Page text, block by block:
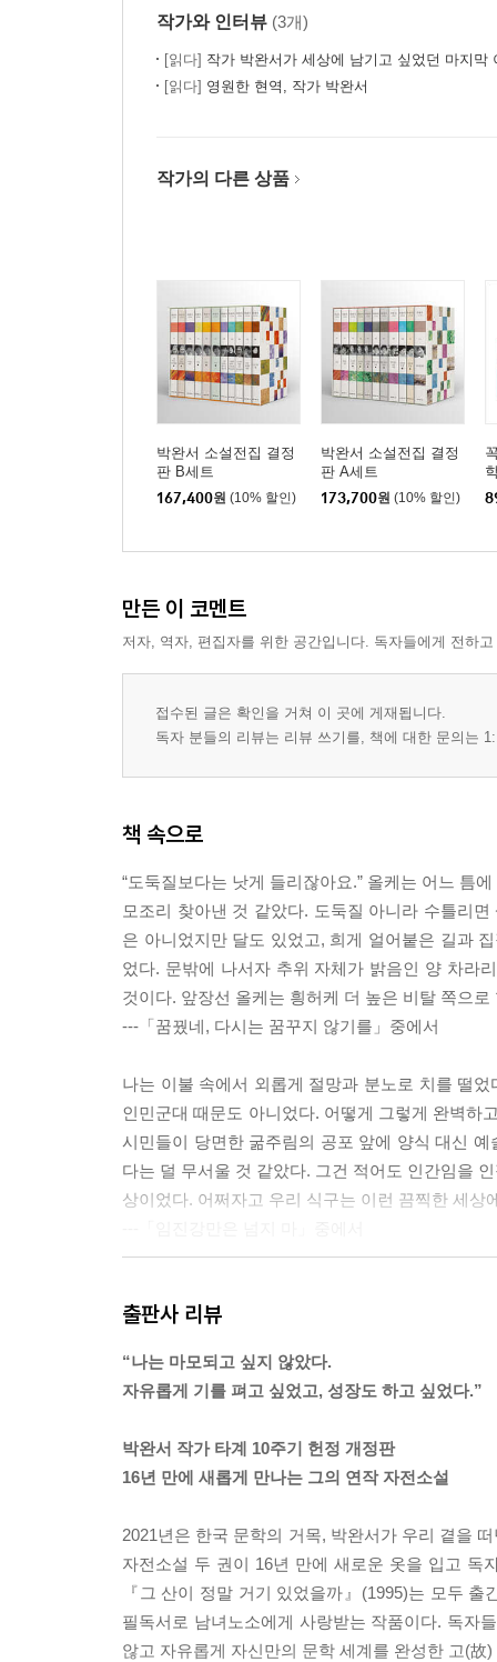
작가와 인터뷰 (3개)
[읽다] 작가 박완서가 세상에 남기고 싶었던 마지막
[읽다] 영원한 현역, 작가 박완서
작가의 다른 상품
박완서 소설전집 결정
판 B세트
167,400원 (10% 할인)
박완서 소설전집 결정
판 A세트
173,700원 (10% 할인)
만든 이 코멘트
저자, 역자, 편집자를 위한 공간입니다. 독자들에게 전하
접수된 글은 확인을 거쳐 이 곳에 게재됩니다.
독자 분들의 리뷰는 리뷰 쓰기를, 책에 대한 문의는
책 속으로
“도둑질보다는 낫게 들리잖아요.” 올케는 어느 틈
모조리 찾아낸 것 같았다. 도둑질 아니라 수틀리
은 아니었지만 달도 있었고, 희게 얼어붙은 길과
었다. 문밖에 나서자 추위 자체가 밝음인 양 차라
것이다. 앞장선 올케는 힁허케 더 높은 비탈 쪽으로
---「꿈꿨네, 다시는 꿈꾸지 않기를」중에서
나는 이불 속에서 외롭게 절망과 분노로 치를 떨
인민군대 때문도 아니었다. 어떻게 그렇게 완벽하
시민들이 당면한 굶주림의 공포 앞에 양식 대신
다는 덜 무서울 것 같았다. 그건 적어도 인간임을
상이었다. 어쩌자고 우리 식구는 이런 끔찍한 세
에서 무료한 낮 시간을 보내다가 그 마을에 감도
얼마나 걷잡을 수 없이 부풀어 오르리라는 걸 알
는 비명이 새어 나왔다. 그러나 실은 나무를 의인
---「미친 백목련」중에서
기저기 찔리기도 하면서 그것들을 집까지 가져와
어 보는 싱싱한 고기 맛인지 몰랐다. 온몸에 남아
정복하고 속살을 배가 터지게 탐했다. 그 후 몇십
---「미친 백목련」중에서
출판사 리뷰
“나는 마모되고 싶지 않았다.
자유롭게 기를 펴고 싶었고, 성장도 하고 싶었다.”
박완서 작가 타계 10주기 헌정 개정판
16년 만에 새롭게 만나는 그의 연작 자전소설
2021년은 한국 문학의 거목, 박완서가 우리 곁을
자전소설 두 권이 16년 만에 새로운 옷을 입고 독
『그 산이 정말 거기 있었을까』(1995)는 모두
필독서로 남녀노소에게 사랑받는 작품이다. 독자
않고 자유롭게 자신만의 문학 세계를 완성한 고(